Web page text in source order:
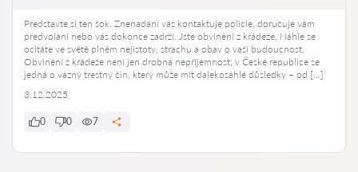
Představte si ten šok. Znenadání vás kontaktuje policie, doručuje vám
předvolání nebo vás dokonce zadrží. Jste obviněni z krádeže. Náhle se
ocitáte ve světě plném nejistoty, strachu a obav o vaši budoucnost.
Obvinění z krádeže není jen drobná nepříjemnost; v České republice se
jedná o vážný trestný čin, který může mít dalekosáhlé důsledky – od […]
3.12.2025
0 0 7